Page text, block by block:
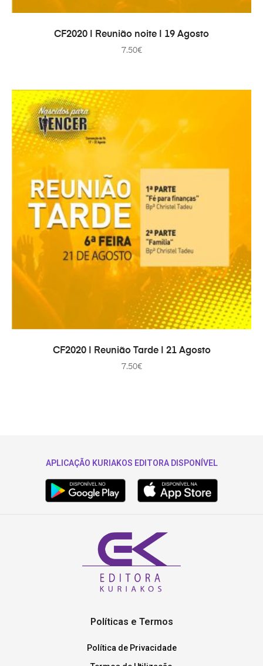
IN DEN WARENKORB
CF2020 | Reunião noite | 19 Agosto
7.50€
IN DEN WARENKORB
CF2020 | Reunião Tarde | 21 Agosto
7.50€
APLICAÇÃO KURIAKOS EDITORA DISPONÍVEL
Políticas e Termos
Política de Privacidade